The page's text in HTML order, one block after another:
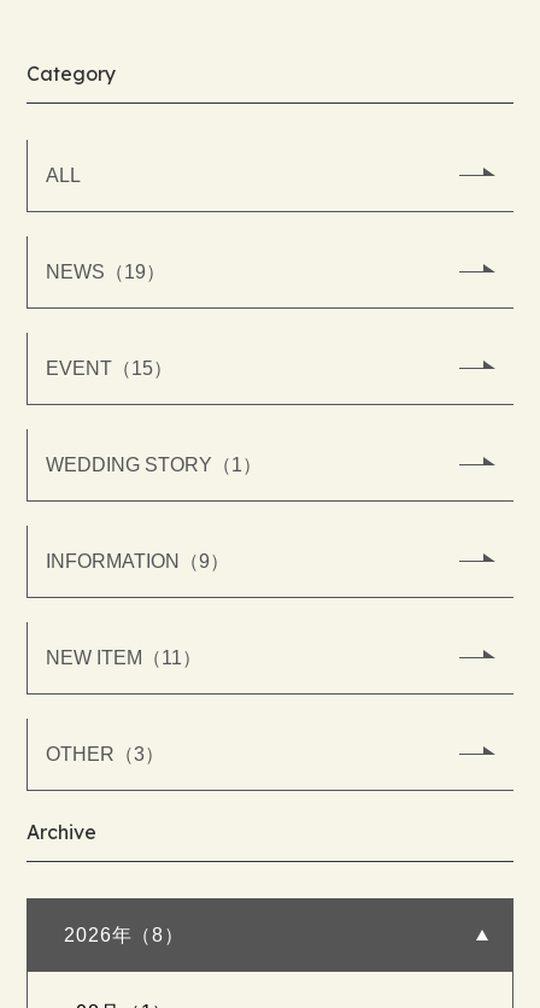
Category
ALL
NEWS（19）
EVENT（15）
WEDDING STORY（1）
INFORMATION（9）
NEW ITEM（11）
OTHER（3）
Archive
2026年（8）